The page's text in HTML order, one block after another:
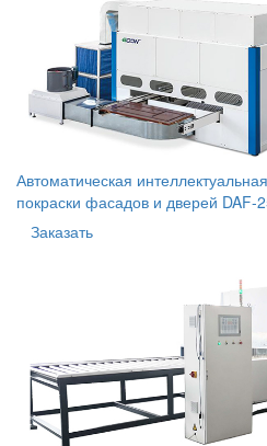
Автоматическая
покраски фасадов и дверей DAF-
Заказать